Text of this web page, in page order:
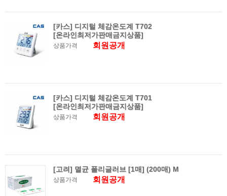
[카스] 디지털 체감온도계 T702
[온라인최저가판매금지상품]
상품가격 회원공개
[카스] 디지털 체감온도계 T701
[온라인최저가판매금지상품]
상품가격 회원공개
[고려] 멸균 폴리글러브 [1매] (200매) M
상품가격 회원공개